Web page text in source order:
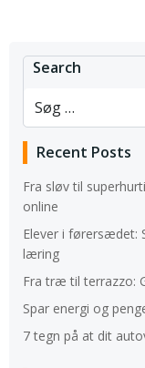
Search
Recent Posts
Fra sløv til
online
Elever i førersædet:
læring
Fra træ til terrazzo:
Spar energi og
7 tegn på at dit